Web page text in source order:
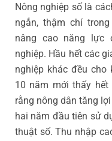
Nông nghiệp số là
ngắn, thậm chí
nâng cao năng lực
nghiệp. Hầu hết các
nghiệp khác đều cho
10 năm mới thấy hết
rằng nông dân tăng
hai năm đầu tiên sử
thuật số. Thu nhập